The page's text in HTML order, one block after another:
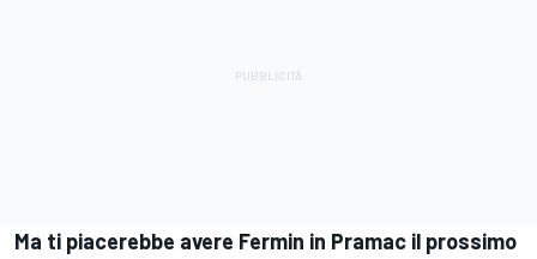
Ma ti piacerebbe avere Fermin in Pramac il prossimo